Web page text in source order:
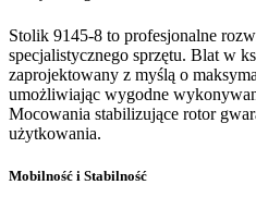
Stolik 9145-8 to profesjonalne
specjalistycznego sprzętu. Blat w
zaprojektowany z myślą o
umożliwiając wygodne
Mocowania stabilizujące rotor
użytkowania.
Mobilność i Stabilność